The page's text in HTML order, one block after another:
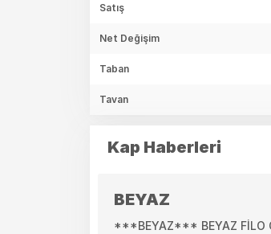
Satış
Net Değişim
Taban
Tavan
Kap Haberleri
BEYAZ
***BEYAZ*** BEYAZ FİLO